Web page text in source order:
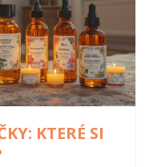
KTERÉ SI